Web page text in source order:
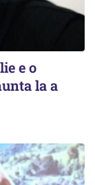
e o
la a